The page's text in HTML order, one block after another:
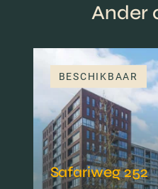
Ander
BESCHIKBAAR
Safariweg 252